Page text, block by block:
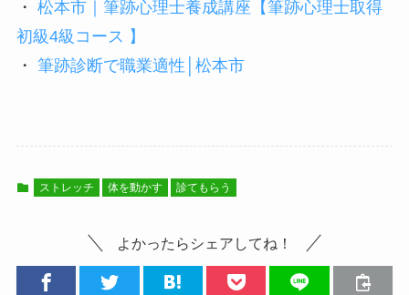
・ 松本市｜筆跡心理士養成講座【筆跡心理士取得
初級4級コース 】
・ 筆跡診断で職業適性│松本市
ストレッチ 体を動かす 診てもらう
よかったらシェアしてね！